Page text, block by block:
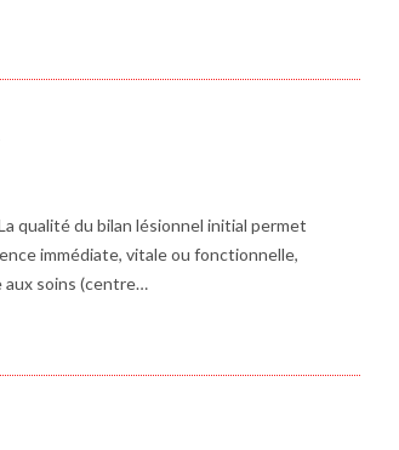
qualité du bilan lésionnel initial permet
immédiate, vitale ou fonctionnelle,
aux soins (centre…